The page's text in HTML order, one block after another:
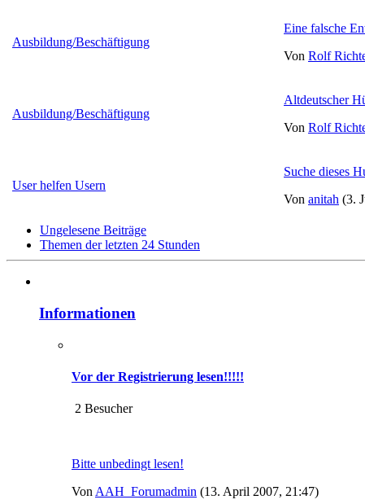
Ausbildung/Beschäftigung
Eine falsche
Von Rolf
Ausbildung/Beschäftigung
Altdeutscher
Von Rolf
User helfen Usern
Suche dieses
Von anitah (3.
Ungelesene Beiträge
Themen der letzten 24 Stunden
Informationen
Vor der Registrierung lesen!!!!!
2 Besucher
Bitte unbedingt lesen!
Von AAH_Forumadmin (13. April 2007, 21:47)